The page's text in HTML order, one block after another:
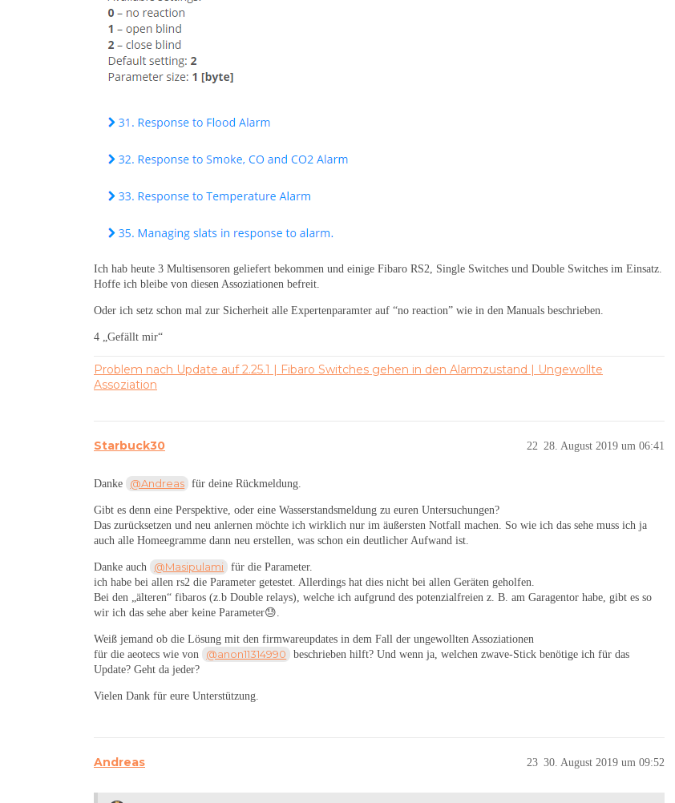
Ich hab heute 3 Multisensoren geliefert bekommen und einige Fibaro RS2, Single Switches und Double Switches im Einsatz.
Hoffe ich bleibe von diesen Assoziationen befreit.
Oder ich setz schon mal zur Sicherheit alle Expertenparamter auf “no reaction” wie in den Manuals beschrieben.
4 „Gefällt mir“
Problem nach Update auf 2.25.1 | Fibaro Switches gehen in den Alarmzustand | Ungewollte
Assoziation
Starbuck30 28. August 2019 um 06:41
22
Danke @Andreas für deine Rückmeldung.
Gibt es denn eine Perspektive, oder eine Wasserstandsmeldung zu euren Untersuchungen?
Das zurücksetzen und neu anlernen möchte ich wirklich nur im äußersten Notfall machen. So wie ich das sehe muss ich ja
auch alle Homeegramme dann neu erstellen, was schon ein deutlicher Aufwand ist.
Danke auch @Masipulami für die Parameter.
ich habe bei allen rs2 die Parameter getestet. Allerdings hat dies nicht bei allen Geräten geholfen.
Bei den „älteren“ fibaros (z.b Double relays), welche ich aufgrund des potenzialfreien z. B. am Garagentor habe, gibt es so
wir ich das sehe aber keine Parameter😓.
Weiß jemand ob die Lösung mit den firmwareupdates in dem Fall der ungewollten Assoziationen
für die aeotecs wie von
@anon11314990
beschrieben hilft? Und wenn ja, welchen zwave-Stick benötige ich für das
Update? Geht da jeder?
Vielen Dank für eure Unterstützung.
Andreas 30. August 2019 um 09:52
23